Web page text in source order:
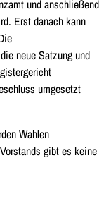
und anschließend
Erst danach kann
neue Satzung und
umgesetzt
Wahlen
gibt es keine